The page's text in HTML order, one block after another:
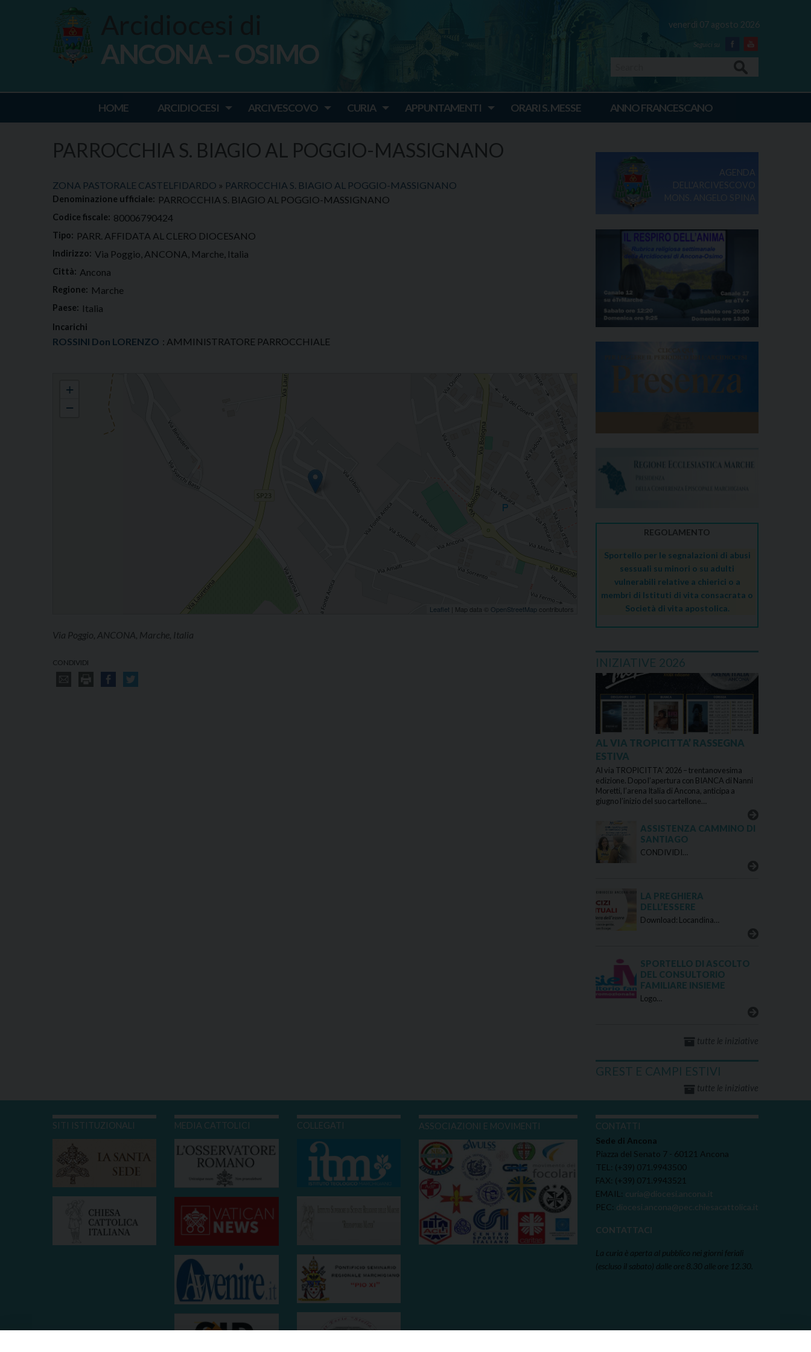
venerdì 07 agosto 2026
Facebook
Youtube
Ancona Osimo
ANCONA – OSIMO
HOME ARCIDIOCESI ARCIVESCOVO CURIA APPUNTAMENTI ORARI S. MESSE ANNO FRANCESCANO
PARROCCHIA S. BIAGIO AL POGGIO-MASSIGNANO
ZONA PASTORALE CASTELFIDARDO » PARROCCHIA S. BIAGIO AL POGGIO-MASSIGNANO
Denominazione ufficiale: PARROCCHIA S. BIAGIO AL POGGIO-MASSIGNANO
Codice fiscale: 80006790424
Tipo: PARR. AFFIDATA AL CLERO DIOCESANO
Indirizzo: Via Poggio, ANCONA, Marche, Italia
Città: Ancona
Regione: Marche
Paese: Italia
Incarichi
ROSSINI Don LORENZO : AMMINISTRATORE PARROCCHIALE
PARROCCHIA S. BIAGIO AL POGGIO-MASSIGNANO
+
−
Leaflet | Map data © OpenStreetMap contributors
Via Poggio, ANCONA, Marche, Italia
CONDIVIDI
AGENDA
DELL'ARCIVESCOVO
REGOLAMENTO
Sportello per le segnalazioni di abusi
sessuali su minori o su adulti
vulnerabili relative a chierici o a
membri di Istituti di vita consacrata o
Società di vita apostolica.
INIZIATIVE 2026
AL VIA TROPICITTA’ RASSEGNA
ESTIVA
Al via TROPICITTA’ 2026 – trentanovesima
edizione. Dopo l’apertura con BIANCA di Nanni
Moretti, l’arena Italia di Ancona, anticipa a
giugno l’inizio del suo cartellone…
ASSISTENZA CAMMINO DI
SANTIAGO
CONDIVIDI…
LA PREGHIERA
DELL’ESSERE
Download: Locandina…
SPORTELLO DI ASCOLTO
DEL CONSULTORIO
FAMILIARE INSIEME
Logo…
tutte le iniziative
GREST E CAMPI ESTIVI
tutte le iniziative
SITI ISTITUZIONALI MEDIA CATTOLICI COLLEGATI ASSOCIAZIONI E MOVIMENTI
CONTATTI
Sede di Ancona
Piazza del Senato 7 - 60121 Ancona
TEL: (+39) 071.9943500
FAX: (+39) 071.9943521
EMAIL: curia@diocesi.ancona.it
PEC: diocesi.ancona@pec.chiesacattolica.it
CONTATTACI
La curia è aperta al pubblico nei giorni feriali
(escluso il sabato) dalle ore 8.30 alle ore 12.30.